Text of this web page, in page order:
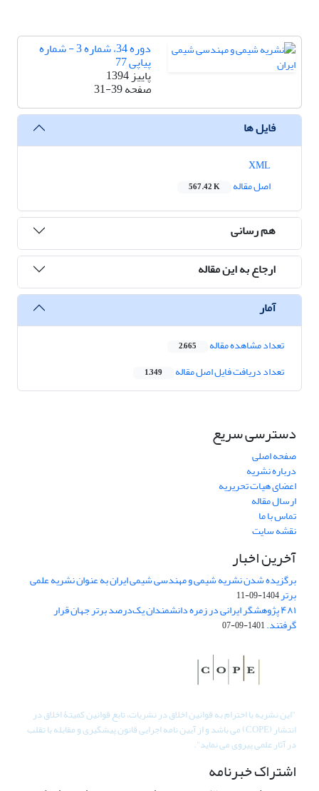
دوره 34، شماره 3 - شماره
پیاپی 77
پاییز 1394
صفحه31-39
فایل ها
اصل مقاله
567.42 K
هم رسانی
ارجاع به این مقاله
آمار
تعداد مشاهده مقاله 2,665
تعداد دریافت فایل اصل مقاله 1,349
دسترسی سریع
صفحه اصلی
درباره نشریه
اعضای هیات تحریریه
ارسال مقاله
تماس با ما
نقشه سایت
آخرین اخبار
برگزیده شدن نشریه شیمی و مهندسی شیمی ایران به عنوان نشریه علمی
برتر1404-09-11
۴۸۱ پژوهشگر ایرانی در زمره دانشمندان یک‌درصد برتر جهان قرار
گرفتند.1401-09-07
"این نشریه با احترام به قوانین اخلاق در نشریات، تابع قوانین کمیتۀ اخلاق در
انتشار (COPE) می باشد و از آیین نامه اجرایی قانون پیشگیری و مقابله با تقلب
در آثار علمی پیروی می نماید".
اشتراک خبرنامه